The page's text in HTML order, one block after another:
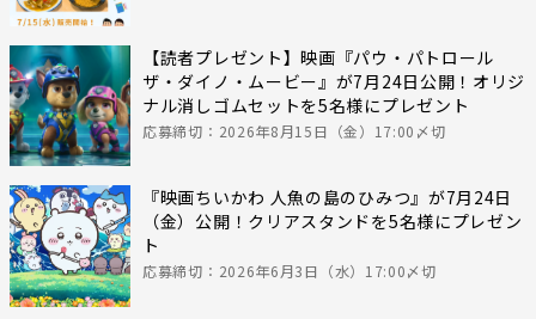
【読者プレゼント】映画『パウ・パトロール
ザ・ダイノ・ムービー』が7月24日公開！オリジ
ナル消しゴムセットを5名様にプレゼント
応募締切：2026年8月15日（金）17:00〆切
『映画ちいかわ 人魚の島のひみつ』が7月24日
（金）公開！クリアスタンドを5名様にプレゼン
ト
応募締切：2026年6月3日（水）17:00〆切